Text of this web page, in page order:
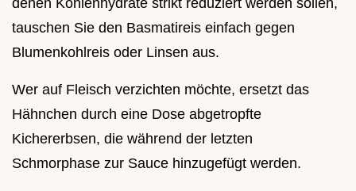
tauschen Sie den Basmatireis einfach gegen
Blumenkohlreis oder Linsen aus.
Wer auf Fleisch verzichten möchte, ersetzt das
Hähnchen durch eine Dose abgetropfte
Kichererbsen, die während der letzten
Schmorphase zur Sauce hinzugefügt werden.